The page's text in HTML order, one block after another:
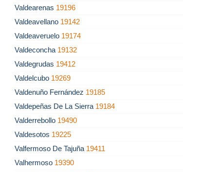
Valdearenas 19196
Valdeavellano 19142
Valdeaveruelo 19174
Valdeconcha 19132
Valdegrudas 19412
Valdelcubo 19269
Valdenuño Fernández 19185
Valdepeñas De La Sierra 19184
Valderrebollo 19490
Valdesotos 19225
Valfermoso De Tajuña 19411
Valhermoso 19390